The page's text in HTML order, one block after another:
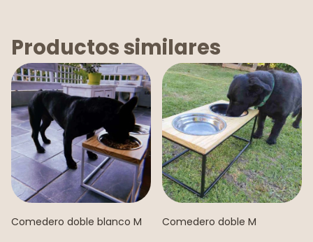
Productos similares
Comedero doble blanco M Comedero doble M